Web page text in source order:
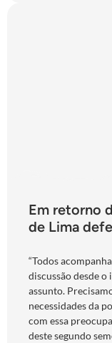
Em retorno
de Lima
“Todos
discussão desde
assunto.
necessidades da
com essa
deste segundo